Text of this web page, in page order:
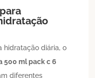
hidratação diária, o
500 ml pack c 6
diferentes